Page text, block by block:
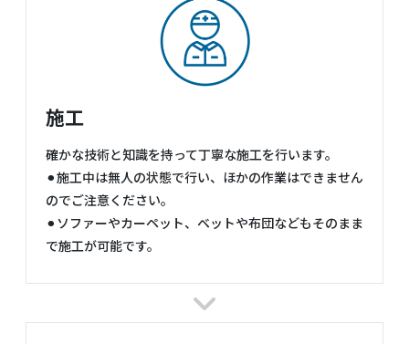
施工
確かな技術と知識を持って丁寧な施工を行います。
⚫︎施工中は無人の状態で行い、ほかの作業はできません
のでご注意ください。
⚫︎ソファーやカーペット、ベットや布団などもそのまま
で施工が可能です。